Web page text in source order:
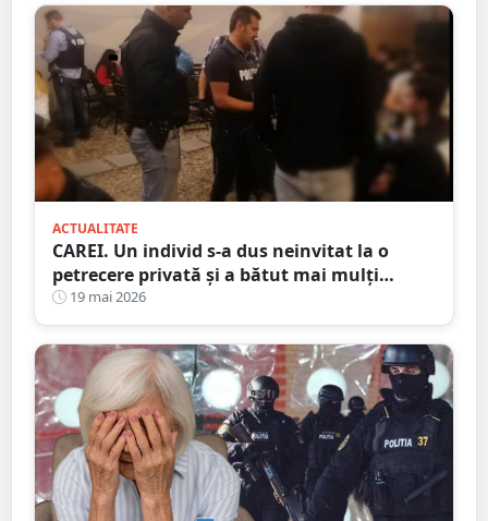
ACTUALITATE
CAREI. Un individ s-a dus neinvitat la o
petrecere privată și a bătut mai mulți
tineri, pe bandă rulantă
19 mai 2026